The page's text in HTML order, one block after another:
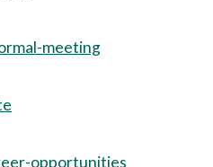
meeting
opportunities